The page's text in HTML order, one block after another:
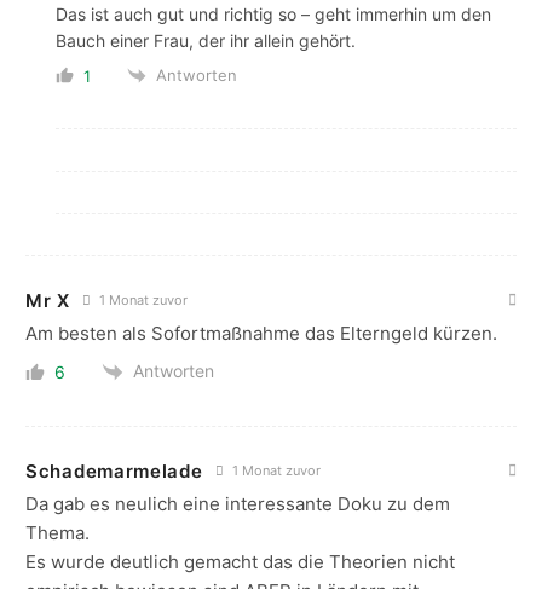
Das ist auch gut und richtig so – geht immerhin um den
Bauch einer Frau, der ihr allein gehört.
1 Antworten
Mr X 1 Monat zuvor
Am besten als Sofortmaßnahme das Elterngeld kürzen.
6 Antworten
Schademarmelade 1 Monat zuvor
Da gab es neulich eine interessante Doku zu dem
Thema.
Es wurde deutlich gemacht das die Theorien nicht